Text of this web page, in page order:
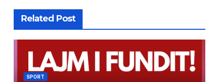
Related Post
SPORT